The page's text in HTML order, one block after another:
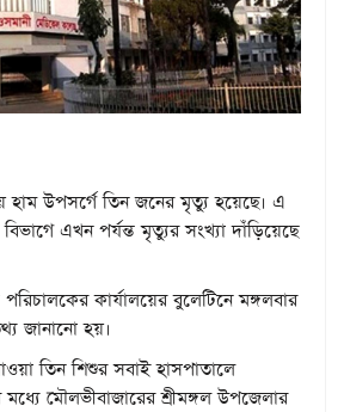
হাম উপসর্গে তিন জনের মৃত্যু হয়েছে। এ
এখন পর্যন্ত মৃত্যুর সংখ্যা দাঁড়িয়েছে
পরিচালকের কার্যালয়ের বুলেটিনে মঙ্গলবার
জানানো হয়।
তিন শিশুর সবাই হাসপাতালে
মৌলভীবাজারের শ্রীমঙ্গল উপজেলার